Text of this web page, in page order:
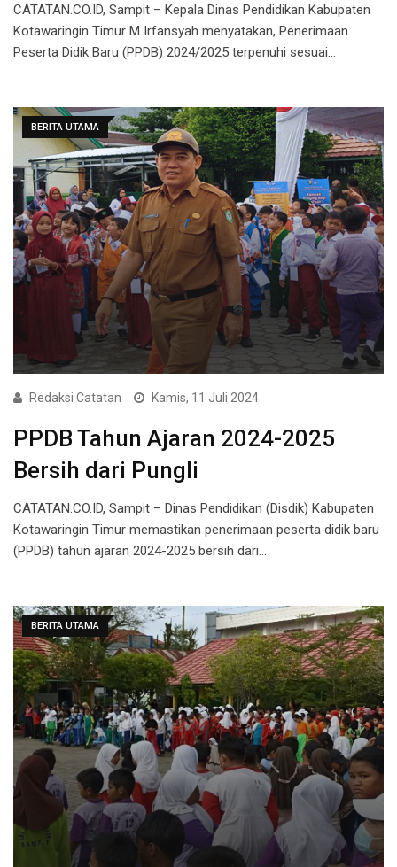
CATATAN.CO.ID, Sampit – Kepala Dinas Pendidikan Kabupaten
Kotawaringin Timur M Irfansyah menyatakan, Penerimaan
Peserta Didik Baru (PPDB) 2024/2025 terpenuhi sesuai…
BERITA UTAMA
Redaksi Catatan Kamis, 11 Juli 2024
PPDB Tahun Ajaran 2024-2025
Bersih dari Pungli
CATATAN.CO.ID, Sampit – Dinas Pendidikan (Disdik) Kabupaten
Kotawaringin Timur memastikan penerimaan peserta didik baru
(PPDB) tahun ajaran 2024-2025 bersih dari…
BERITA UTAMA